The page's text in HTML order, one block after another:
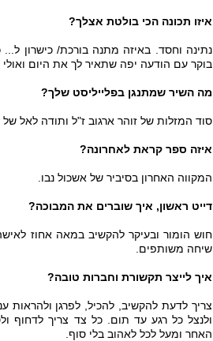
איזו תכונה הכי בולטת אצלך?
נתינה וחסד. באיזה מתנה בורכת/ כישרון
בוקר עם הודעה יפה שתאיר לך את היום ואולי
מה השיר שמתנגן בפלייליסט שלך?
סוד המזלות של זוהר ארגוב ז"ל ותודה לאל של
איזה ספר קראת לאחרונה?
המקווה האחרון בסיביר של אשכול נבו.
דייט ראשון, איך שוברים את המבוכה?
חוש הומור ובעיקר להקשיב במאה אחוז
שיחה משותפים.
איך לייצר תקשורת וחברות טובה?
צריך לדעת להקשיב, להכיל, לפרגן ולהראות
ולנצל כל רגע עד תום. כל צד צריך לדחוף
האחר ומעל לכל לאהוב בלי סוף.